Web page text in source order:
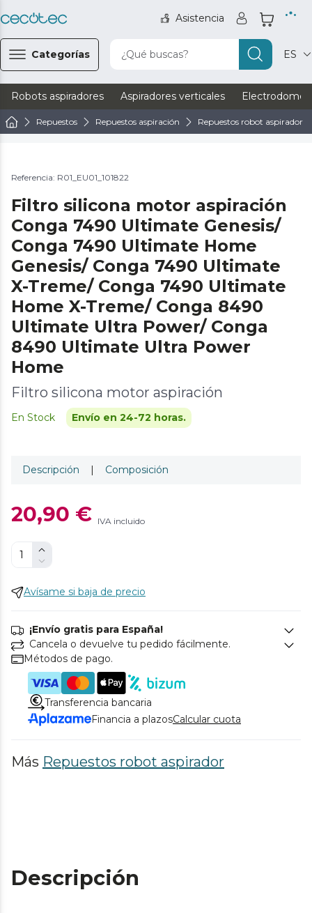
Asistencia
Categorías ¿Qué buscas? ES
Robots aspiradores Aspiradores verticales
Repuestos Repuestos aspiración Repuestos robot aspirador
Referencia: R01_EU01_101822
Filtro silicona motor aspiración
Conga 7490 Ultimate Genesis/
Conga 7490 Ultimate Home
Genesis/ Conga 7490 Ultimate
X-Treme/ Conga 7490 Ultimate
Home X-Treme/ Conga 8490
Ultimate Ultra Power/ Conga
8490 Ultimate Ultra Power
Home
Filtro silicona motor aspiración
En Stock Envío en 24-72 horas.
Descripción | Composición
20,90 € IVA incluido
Avísame si baja de precio
¡Envío gratis para España!
Cancela o devuelve tu pedido fácilmente.
Métodos de pago.
Transferencia bancaria
Financia a plazosCalcular cuota
Más Repuestos robot aspirador
Descripción